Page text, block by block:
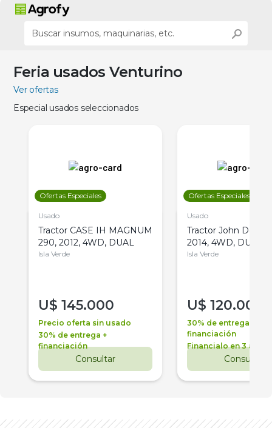
Feria usados Venturino
Ver ofertas
Especial usados seleccionados
Ofertas Especiales
Usado
Tractor CASE IH MAGNUM
290, 2012, 4WD, DUAL
Isla Verde
U$ 145.000
Precio oferta sin usado
30% de entrega +
financiación
Consultar
Ofertas Especiales
Usado
Tractor John Deere
2014, 4WD, DUAL
Isla Verde
U$ 120.000
30% de entrega +
financiación
Financialo en 3 años
Consultar